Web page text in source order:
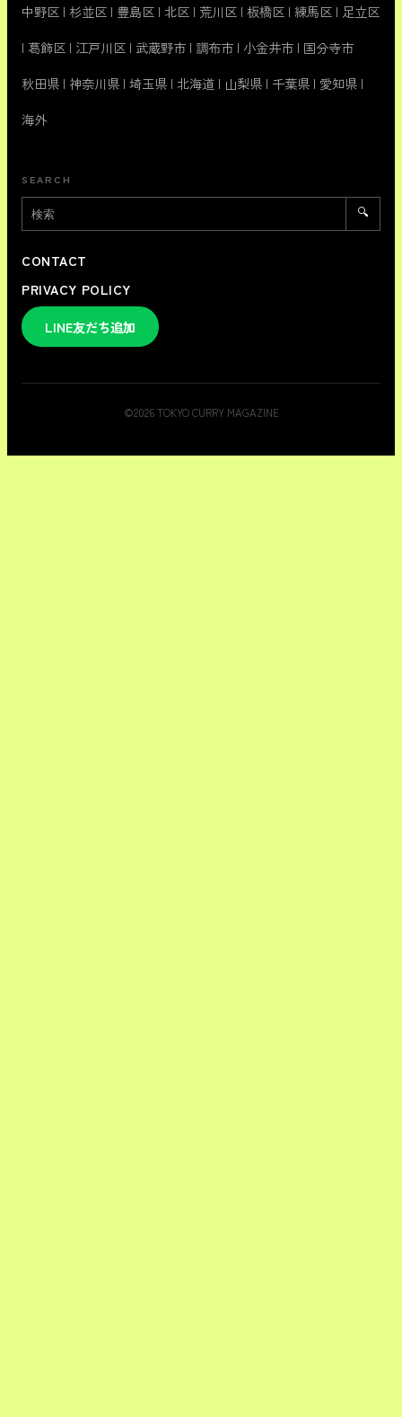
中野区 | 杉並区 | 豊島区 | 北区 | 荒川区 | 板橋区 | 練馬区 | 足立区
| 葛飾区 | 江戸川区 | 武蔵野市 | 調布市 | 小金井市 | 国分寺市
秋田県 | 神奈川県 | 埼玉県 | 北海道 | 山梨県 | 千葉県 | 愛知県 |
海外
SEARCH
🔍
CONTACT
PRIVACY POLICY
LINE友だち追加
©2026TOKYO CURRY MAGAZINE